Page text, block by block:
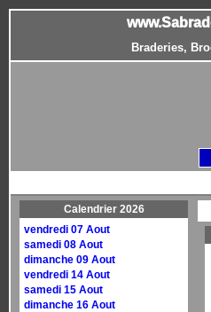
Braderies,
Calendrier 2026
vendredi 07 Aout
samedi 08 Aout
dimanche 09 Aout
vendredi 14 Aout
samedi 15 Aout
dimanche 16 Aout